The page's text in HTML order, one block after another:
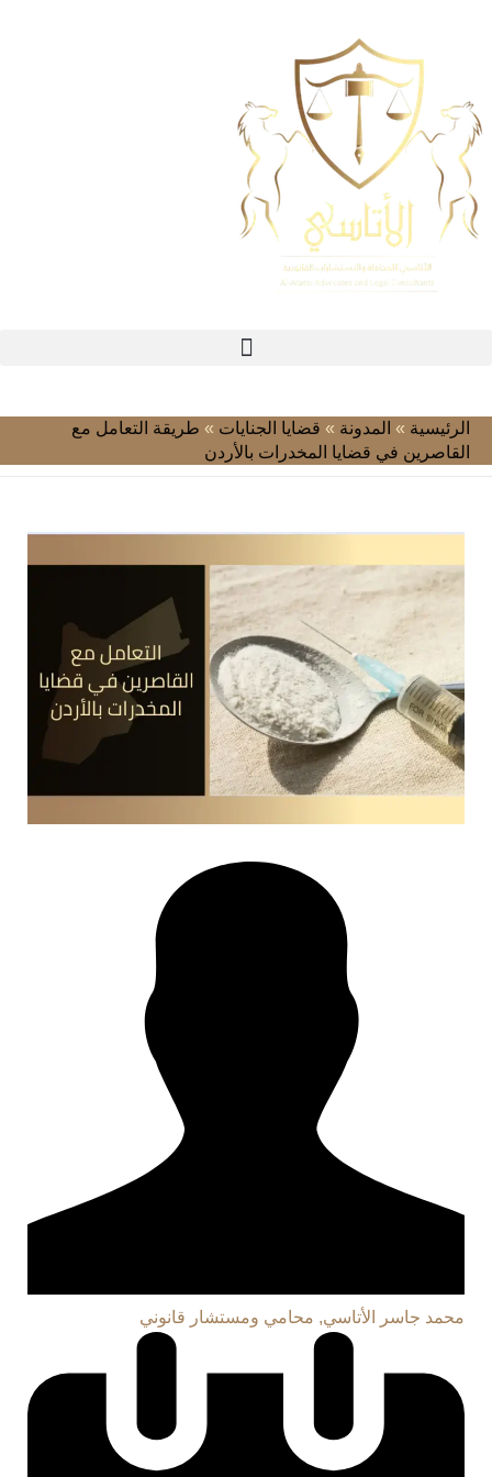
الرئيسية » المدونة » قضايا الجنايات » طريقة التعامل مع
القاصرين في قضايا المخدرات بالأردن
محمد جاسر الأتاسي, محامي ومستشار قانوني